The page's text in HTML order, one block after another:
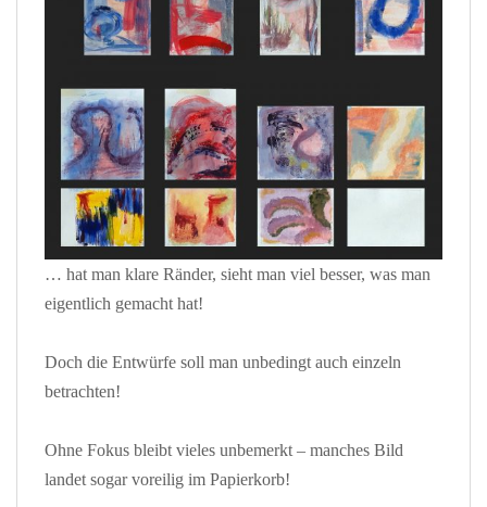
… hat man klare Ränder, sieht man viel besser, was man
eigentlich gemacht hat!
Doch die Entwürfe soll man unbedingt auch einzeln
betrachten!
Ohne Fokus bleibt vieles unbemerkt – manches Bild
landet sogar voreilig im Papierkorb!